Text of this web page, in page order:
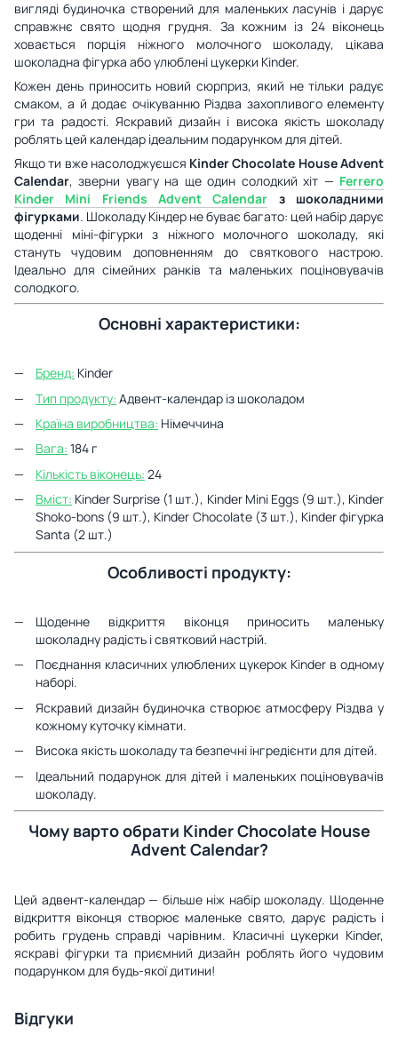
вигляді будиночка створений для маленьких ласунів і дарує
справжнє свято щодня грудня. За кожним із 24 віконець
ховається порція ніжного молочного шоколаду, цікава
шоколадна фігурка або улюблені цукерки Kinder.
Кожен день приносить новий сюрприз, який не тільки радує
смаком, а й додає очікуванню Різдва захопливого елементу
гри та радості. Яскравий дизайн і висока якість шоколаду
роблять цей календар ідеальним подарунком для дітей.
Якщо ти вже насолоджуєшся Kinder Chocolate House Advent
Calendar, зверни увагу на ще один солодкий хіт — Ferrero
Kinder Mini Friends Advent Calendar з шоколадними
фігурками. Шоколаду Кіндер не буває багато: цей набір дарує
щоденні міні-фігурки з ніжного молочного шоколаду, які
стануть чудовим доповненням до святкового настрою.
Ідеально для сімейних ранків та маленьких поціновувачів
солодкого.
Основні характеристики:
Бренд: Kinder
Тип продукту: Адвент-календар із шоколадом
Країна виробництва: Німеччина
Вага: 184 г
Кількість віконець: 24
Вміст: Kinder Surprise (1 шт.), Kinder Mini Eggs (9 шт.), Kinder
Shoko-bons (9 шт.), Kinder Chocolate (3 шт.), Kinder фігурка
Santa (2 шт.)
Особливості продукту:
Щоденне відкриття віконця приносить маленьку
шоколадну радість і святковий настрій.
Поєднання класичних улюблених цукерок Kinder в одному
наборі.
Яскравий дизайн будиночка створює атмосферу Різдва у
кожному куточку кімнати.
Висока якість шоколаду та безпечні інгредієнти для дітей.
Ідеальний подарунок для дітей і маленьких поціновувачів
шоколаду.
Чому варто обрати Kinder Chocolate House
Advent Calendar?
Цей адвент-календар — більше ніж набір шоколаду. Щоденне
відкриття віконця створює маленьке свято, дарує радість і
робить грудень справді чарівним. Класичні цукерки Kinder,
яскраві фігурки та приємний дизайн роблять його чудовим
подарунком для будь-якої дитини!
Відгуки